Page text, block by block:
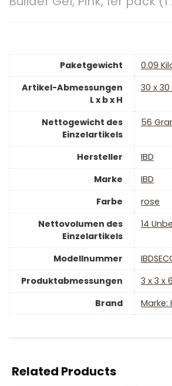
Paketgewicht
‎0.09
Artikel-Abmessungen
L x b x H
‎30 x
Nettogewicht des
Einzelartikels
‎56
Hersteller
‎IBD
Marke
‎IBD
Farbe
‎rose
Nettovolumen des
Einzelartikels
‎14
Modellnummer
Produktabmessungen
‎3 x 3 x
Brand
Marke:
Related Products